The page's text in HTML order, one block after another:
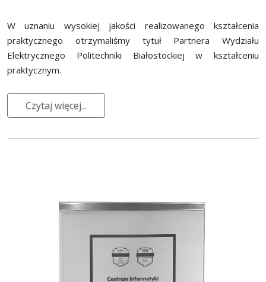
W uznaniu wysokiej jakości realizowanego kształcenia
praktycznego otrzymaliśmy tytuł Partnera Wydziału
Elektrycznego Politechniki Białostockiej w kształceniu
praktycznym.
Czytaj więcej...